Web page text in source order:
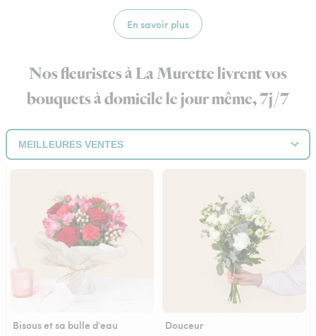
En savoir plus
Nos fleuristes à La Murette livrent vos
bouquets à domicile le jour même, 7j/7
Bisous et sa bulle d'eau Douceur